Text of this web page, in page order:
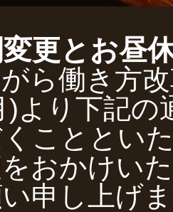
変更とお昼
ら働き方
)より下記
こととい
おかけい
申し上げ